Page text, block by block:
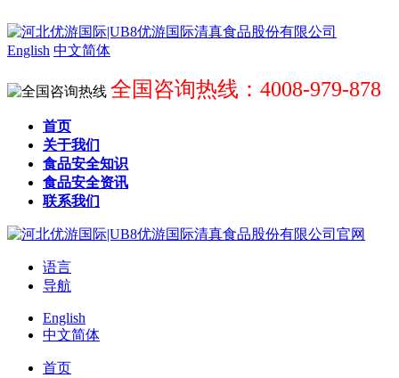
English 中文简体
全国咨询热线：4008-979-878
首页
关于我们
食品安全知识
食品安全资讯
联系我们
语言
导航
English
中文简体
首页